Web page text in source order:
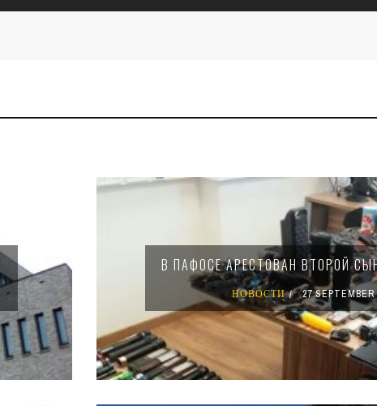
В ПАФОСЕ АРЕСТОВАН ВТОРОЙ
НОВОСТИ 27 SEPTEMBER